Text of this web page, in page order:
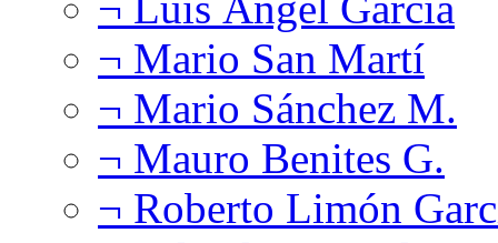
¬ Mario San Martí
¬ Mario Sánchez M.
¬ Mauro Benites G.
¬ Roberto Limón